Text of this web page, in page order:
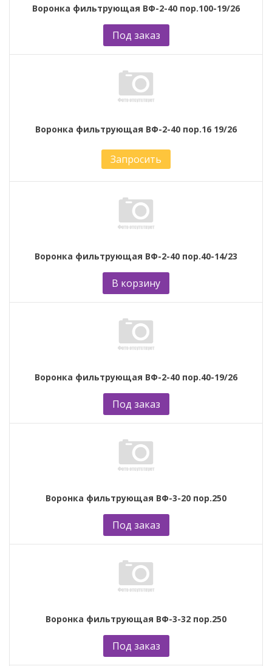
Воронка фильтрующая ВФ-2-40 пор.100-19/26
Под заказ
Воронка фильтрующая ВФ-2-40 пор.16 19/26
Запросить
Воронка фильтрующая ВФ-2-40 пор.40-14/23
В корзину
Воронка фильтрующая ВФ-2-40 пор.40-19/26
Под заказ
Воронка фильтрующая ВФ-3-20 пор.250
Под заказ
Воронка фильтрующая ВФ-3-32 пор.250
Под заказ